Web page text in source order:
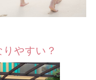
やすい？